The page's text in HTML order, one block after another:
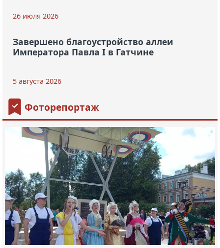
26 июля 2026
Завершено благоустройство аллеи
Императора Павла I в Гатчине
5 августа 2026
Фоторепортаж